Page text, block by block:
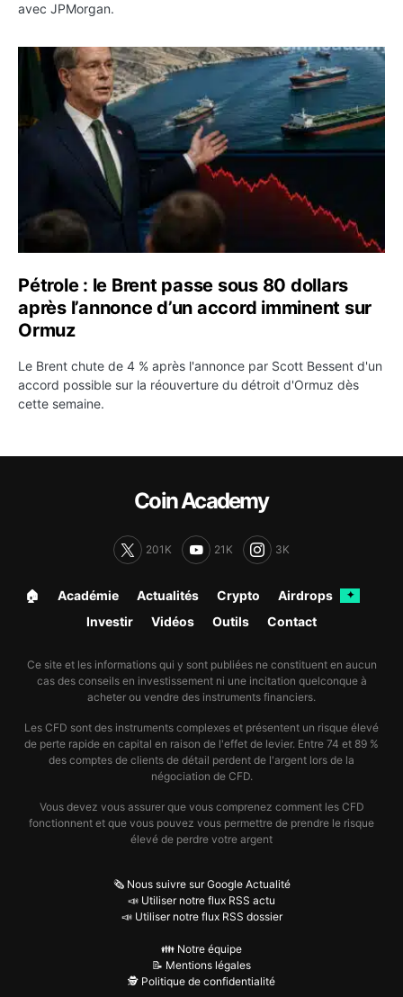
avec JPMorgan.
Pétrole : le Brent passe sous 80 dollars après
Pétrole : le Brent passe sous 80 dollars
après l’annonce d’un accord imminent sur
Ormuz
Le Brent chute de 4 % après l'annonce par Scott Bessent d'un
accord possible sur la réouverture du détroit d'Ormuz dès
cette semaine.
Coin Academy
201K 21K 3K
🏠︎ Académie Actualités Crypto Airdrops ✦
Investir Vidéos Outils Contact
Ce site et les informations qui y sont publiées ne constituent en aucun
cas des conseils en investissement ni une incitation quelconque à
acheter ou vendre des instruments financiers.
Les CFD sont des instruments complexes et présentent un risque élevé
de perte rapide en capital en raison de l'effet de levier. Entre 74 et 89 %
des comptes de clients de détail perdent de l'argent lors de la
négociation de CFD.
Vous devez vous assurer que vous comprenez comment les CFD
fonctionnent et que vous pouvez vous permettre de prendre le risque
élevé de perdre votre argent
🗞️ Nous suivre sur Google Actualité
📣 Utiliser notre flux RSS actu
📣 Utiliser notre flux RSS dossier
👪 Notre équipe
📝 Mentions légales
🕵️ Politique de confidentialité